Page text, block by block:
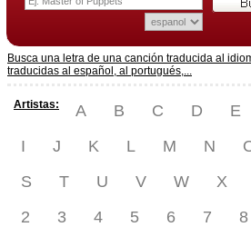
Busca una letra de una canción traducida al
traducidas al español, al portugués,...
Artistas: A B C D E
I
J K L M N
S
T U V W X
2
3 4 5 6 7 8